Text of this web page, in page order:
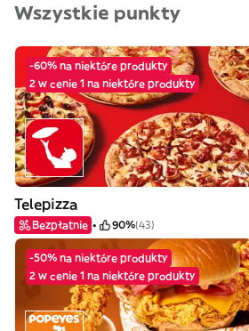
Wszystkie punkty
-60% na niektóre produkty
2 w cenie 1 na niektóre produkty
Telepizza
Bezpłatnie 90%(43)
-50% na niektóre produkty
2 w cenie 1 na niektóre produkty